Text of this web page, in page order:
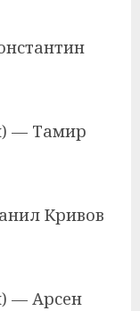
— Тамир
Кривов
— Арсен